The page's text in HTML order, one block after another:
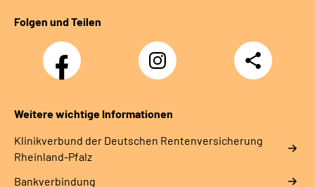
Folgen und Teilen
Facebook
Instagram
DRV
Nachwuchskräfte
Teilen
Weitere wichtige Informationen
Klinikverbund der Deutschen Rentenversicherung
Rheinland-Pfalz
Bankverbindung